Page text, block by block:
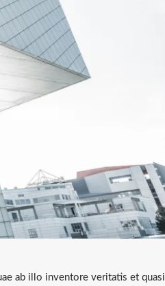
ab illo inventore veritatis et quasi